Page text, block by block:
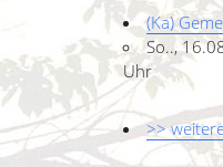
(Ka)
So..,
Uhr
>>